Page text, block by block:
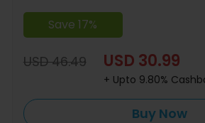
Save 17%
USD 46.49 USD 30.99
+ Upto 9.80%
Buy Now